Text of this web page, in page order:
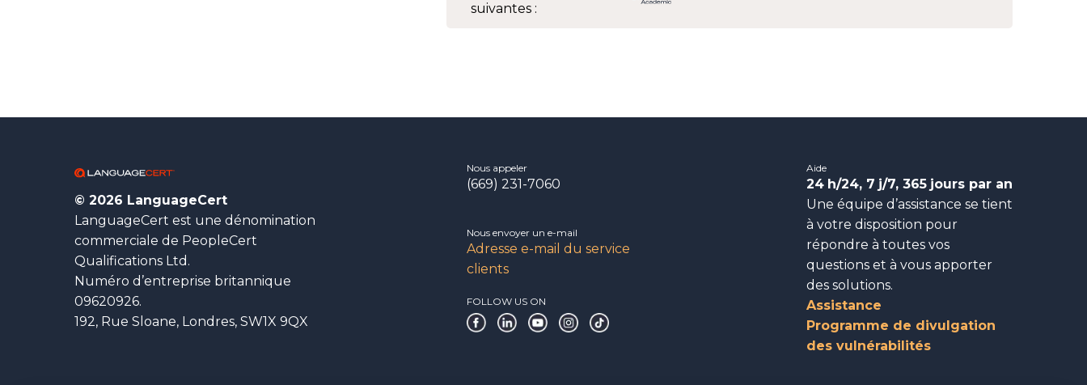
suivantes :
© 2026 LanguageCert
LanguageCert est une dénomination
commerciale de PeopleCert
Qualifications Ltd.
Numéro d’entreprise britannique
09620926.
192, Rue Sloane, Londres, SW1X 9QX
Nous appeler
(669) 231-7060
Nous envoyer un e-mail
Adresse e-mail du service
clients
FOLLOW US ON
Aide
24 h/24, 7 j/7, 365 jours par an
Une équipe d’assistance se tient
à votre disposition pour
répondre à toutes vos
questions et à vous apporter
des solutions.
Assistance
Programme de divulgation
des vulnérabilités